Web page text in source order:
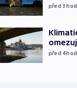
před 3
před 4